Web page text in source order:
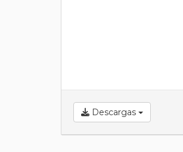
Descargas